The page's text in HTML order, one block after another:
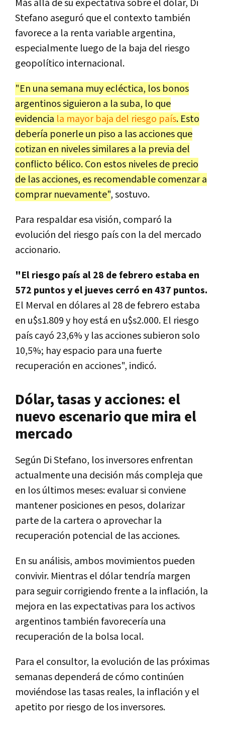
Más allá de su expectativa sobre el dólar, Di
Stefano aseguró que el contexto también
favorece a la renta variable argentina,
especialmente luego de la baja del riesgo
geopolítico internacional.
"En una semana muy ecléctica, los bonos
argentinos siguieron a la suba, lo que
evidencia la mayor baja del riesgo país. Esto
debería ponerle un piso a las acciones que
cotizan en niveles similares a la previa del
conflicto bélico. Con estos niveles de precio
de las acciones, es recomendable comenzar a
comprar nuevamente", sostuvo.
Para respaldar esa visión, comparó la
evolución del riesgo país con la del mercado
accionario.
"El riesgo país al 28 de febrero estaba en
572 puntos y el jueves cerró en 437 puntos.
El Merval en dólares al 28 de febrero estaba
en u$s1.809 y hoy está en u$s2.000. El riesgo
país cayó 23,6% y las acciones subieron solo
10,5%; hay espacio para una fuerte
recuperación en acciones", indicó.
Dólar, tasas y acciones: el
nuevo escenario que mira el
mercado
Según Di Stefano, los inversores enfrentan
actualmente una decisión más compleja que
en los últimos meses: evaluar si conviene
mantener posiciones en pesos, dolarizar
parte de la cartera o aprovechar la
recuperación potencial de las acciones.
En su análisis, ambos movimientos pueden
convivir. Mientras el dólar tendría margen
para seguir corrigiendo frente a la inflación, la
mejora en las expectativas para los activos
argentinos también favorecería una
recuperación de la bolsa local.
Para el consultor, la evolución de las próximas
semanas dependerá de cómo continúen
moviéndose las tasas reales, la inflación y el
apetito por riesgo de los inversores.